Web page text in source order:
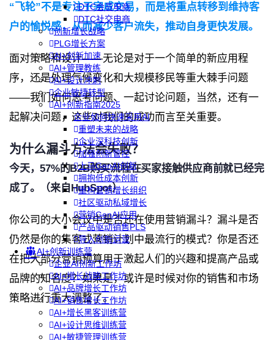
DTC会员电商
DTC社交电商
创新增长战略
PLG增长方案
AI+创新加速
AI+管理教练
AI+设计冲刺
企业敏捷转型
AI+创新指南2025
企业如何快速采用AI
重塑未来的战略
企业深科技创新
加强创新管控
上马GenAI创新
拥抱低成本创新
重构营销增长组织
社区驱动私域增长
营销GenAI应用
产品驱动销售PLS
导入创新运营
AI+创新训练营
企业AI创新工作坊
AI+增长战略工作坊
AI+品牌增长工作坊
AI+销售增长工作坊
AI+增长黑客训练营
AI+设计思维训练营
AI+敏捷管理训练营
“飞轮”不是专注于完成交易，而是将重点转移到维持客
户的愉悦感，从而减少客户流失，推动自身更快发展。
面对策略和设计——无论是对于一个简单的新应用程
序，还是处理气候变化和大规模移民等重大棘手问题
——我们如何思考问题、一起讨论问题，当然，还有一
起解决问题，这些对我们的成功而言至关重要。
为什么漏斗方法会失败？
今天，57%的B2B购买流程在买家接触供应商前就已经完
成了。（来自 HubSpot）
你公司的大小会议中是否还在使用营销漏斗？漏斗是否
仍然是你的集客式营销计划中最流行的模式？你是否还
在把大部分营销预算用于激起人们的兴趣和提高产品或
品牌的知名度？如果是，或许是时候对你的销售和市场
策略进行重大调整了。